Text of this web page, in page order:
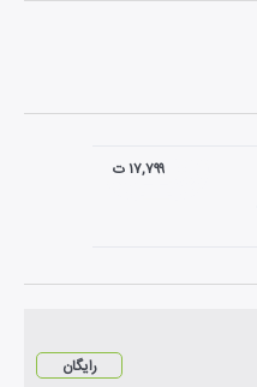
۱۷,۷۹۹ ت
رایگان